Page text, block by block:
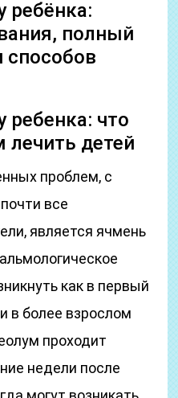
ребёнка:
полный
способов
ребенка: что
лечить детей
проблем, с
все
является ячмень
как в первый
в более взрослом
проходит
недели после